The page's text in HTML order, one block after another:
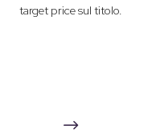
target price sul titolo.
$